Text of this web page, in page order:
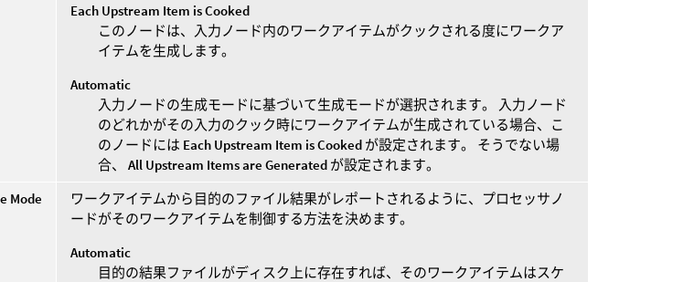
Each Upstream Item is Cooked
このノードは、入力ノード内のワークアイテムがクックされる度にワークア
イテムを生成します。
Automatic
入力ノードの生成モードに基づいて生成モードが選択されます。 入力ノード
のどれかがその入力のクック時にワークアイテムが生成されている場合、こ
のノードには Each Upstream Item is Cooked が設定されます。 そうでない場
合、All Upstream Items are Generated が設定されます。
Mode
ワークアイテムから目的のファイル結果がレポートされるように、プロセッサノ
ードがそのワークアイテムを制御する方法を決めます。
Automatic
目的の結果ファイルがディスク上に存在すれば、そのワークアイテムはスケ